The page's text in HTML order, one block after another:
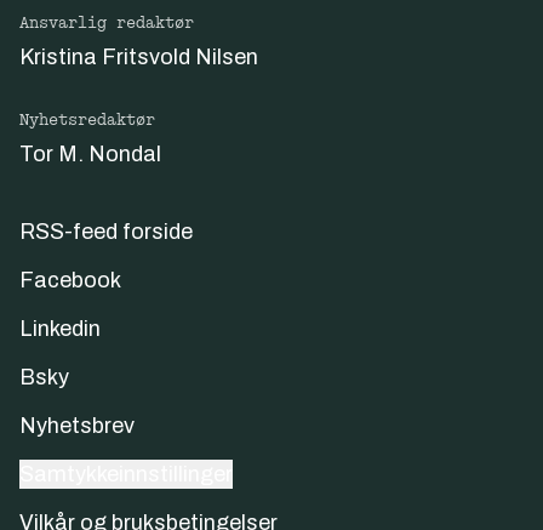
Ansvarlig redaktør
Kristina Fritsvold Nilsen
Nyhetsredaktør
Tor M. Nondal
RSS-feed forside
Facebook
Linkedin
Bsky
Nyhetsbrev
Vilkår og bruksbetingelser